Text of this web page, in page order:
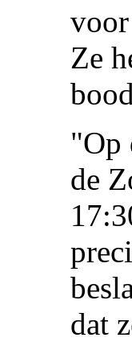
Ze
"Op
de
dat